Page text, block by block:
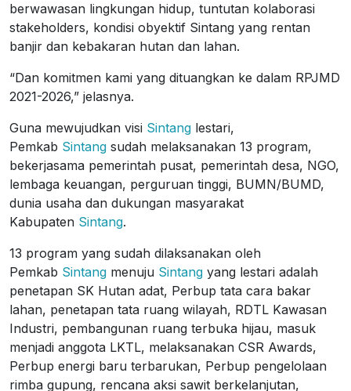
berwawasan lingkungan hidup, tuntutan kolaborasi
stakeholders, kondisi obyektif Sintang yang rentan
banjir dan kebakaran hutan dan lahan.
“Dan komitmen kami yang dituangkan ke dalam RPJMD
2021-2026,” jelasnya.
Guna mewujudkan visi Sintang lestari,
Pemkab Sintang sudah melaksanakan 13 program,
bekerjasama pemerintah pusat, pemerintah desa, NGO,
lembaga keuangan, perguruan tinggi, BUMN/BUMD,
dunia usaha dan dukungan masyarakat
Kabupaten Sintang.
13 program yang sudah dilaksanakan oleh
Pemkab Sintang menuju Sintang yang lestari adalah
penetapan SK Hutan adat, Perbup tata cara bakar
lahan, penetapan tata ruang wilayah, RDTL Kawasan
Industri, pembangunan ruang terbuka hijau, masuk
menjadi anggota LKTL, melaksanakan CSR Awards,
Perbup energi baru terbarukan, Perbup pengelolaan
rimba gupung, rencana aksi sawit berkelanjutan,